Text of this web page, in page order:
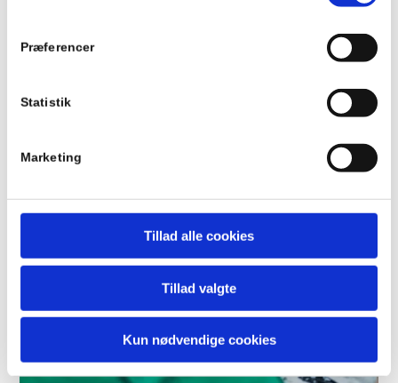
"Cookiedeklaration", eller ved at trykke på "Privacy
at analysere vores trafik. Vi deler også oplysninger om
for sociale medier, annonceringspartnere og
data med andre oplysninger, du har givet dem, eller som
de har indsamlet fra din brug af deres tjenester.
Præferencer
Statistik
Marketing
Tillad alle cookies
Tillad valgte
Kun nødvendige cookies
Spartling
Læs mere